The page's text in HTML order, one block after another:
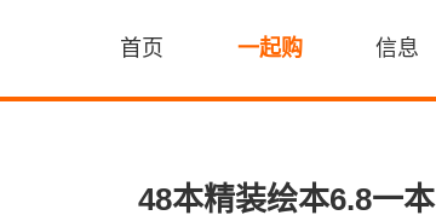
首页 一起购 信息
48本精装绘本6.8一本